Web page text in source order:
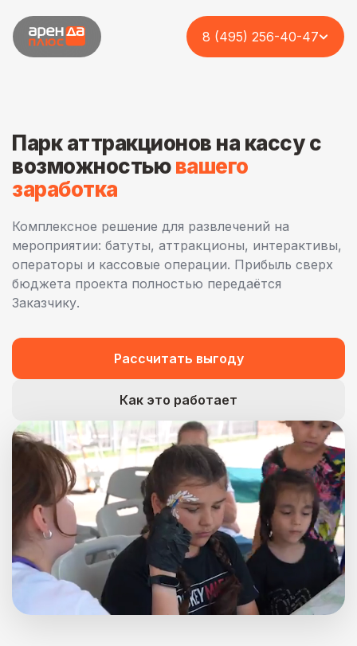
8 (495) 256-40-47
Парк аттракционов на кассу с
возможностьювашего
заработка
Комплексное решение для развлечений на
мероприятии: батуты, аттракционы, интерактивы,
операторы и кассовые операции. Прибыль сверх
бюджета проекта полностью передаётся
Заказчику.
Рассчитать выгоду
Как это работает